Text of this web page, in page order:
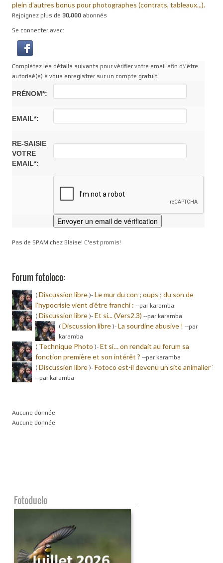
plein d'autres bonus pour photographes (contrats, tableaux...).
Rejoignez plus de 30,000 abonnés
Se connecter avec:
Complétez les détails suivants pour vérifier votre email afin d\'être
autorisé(e) à vous enregistrer sur un compte gratuit.
PRÉNOM*:
EMAIL*:
RE-SAISIE
VOTRE
EMAIL*:
Pas de SPAM chez Blaise! C'est promis!
Forum fotoloco:
( Discussion libre )- Le mur du con ; oups ; du son de
l’hypocrisie vient d’être franchi : --par karamba
( Discussion libre )- Et si... (Vers2.3) --par karamba
( Discussion libre )- La sourdine abusive ! --par
karamba
( Technique Photo )- Et si… on rendait au forum sa
fonction première et son intérêt ? --par karamba
( Discussion libre )- Fotoco est-il devenu un site animalier ?
--par karamba
Aucune donnée
Aucune donnée
Fotoduelo